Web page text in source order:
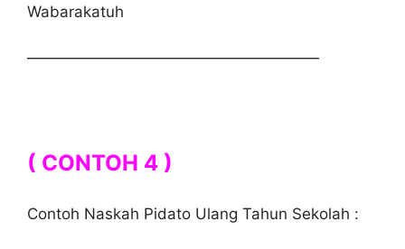
Wabarakatuh
———————————————————
( CONTOH 4 )
Contoh Naskah Pidato Ulang Tahun Sekolah :